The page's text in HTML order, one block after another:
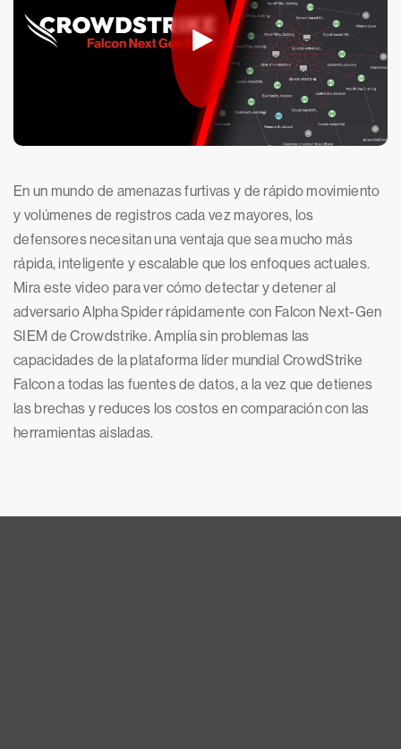
En un mundo de amenazas furtivas y de rápido movimiento
y volúmenes de registros cada vez mayores, los
defensores necesitan una ventaja que sea mucho más
rápida, inteligente y escalable que los enfoques actuales.
Mira este video para ver cómo detectar y detener al
adversario Alpha Spider rápidamente con Falcon Next-Gen
SIEM de Crowdstrike. Amplía sin problemas las
capacidades de la plataforma líder mundial CrowdStrike
Falcon a todas las fuentes de datos, a la vez que detienes
las brechas y reduces los costos en comparación con las
herramientas aisladas.